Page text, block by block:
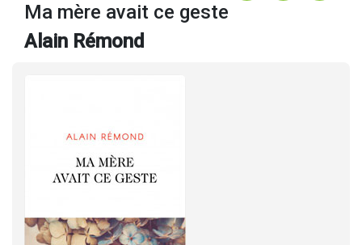
Ma mère avait ce geste
Alain Rémond